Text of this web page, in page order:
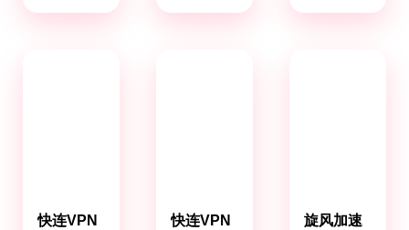
快连VPN
快连VPN
旋风加速